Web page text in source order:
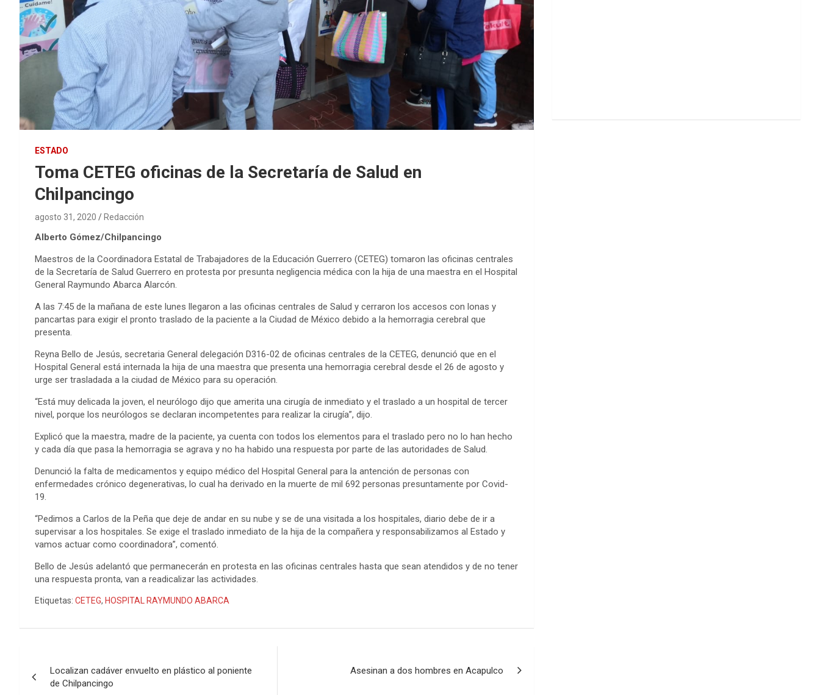
ESTADO
Toma CETEG oficinas de la Secretaría de Salud en
Chilpancingo
agosto 31, 2020 Redacción
Alberto Gómez/Chilpancingo
Maestros de la Coordinadora Estatal de Trabajadores de la Educación Guerrero (CETEG) tomaron las oficinas centrales
de la Secretaría de Salud Guerrero en protesta por presunta negligencia médica con la hija de una maestra en el Hospital
General Raymundo Abarca Alarcón.
A las 7:45 de la mañana de este lunes llegaron a las oficinas centrales de Salud y cerraron los accesos con lonas y
pancartas para exigir el pronto traslado de la paciente a la Ciudad de México debido a la hemorragia cerebral que
presenta.
Reyna Bello de Jesús, secretaria General delegación D316-02 de oficinas centrales de la CETEG, denunció que en el
Hospital General está internada la hija de una maestra que presenta una hemorragia cerebral desde el 26 de agosto y
urge ser trasladada a la ciudad de México para su operación.
“Está muy delicada la joven, el neurólogo dijo que amerita una cirugía de inmediato y el traslado a un hospital de tercer
nivel, porque los neurólogos se declaran incompetentes para realizar la cirugía”, dijo.
Explicó que la maestra, madre de la paciente, ya cuenta con todos los elementos para el traslado pero no lo han hecho
y cada día que pasa la hemorragia se agrava y no ha habido una respuesta por parte de las autoridades de Salud.
Denunció la falta de medicamentos y equipo médico del Hospital General para la antención de personas con
enfermedades crónico degenerativas, lo cual ha derivado en la muerte de mil 692 personas presuntamente por Covid-
19.
“Pedimos a Carlos de la Peña que deje de andar en su nube y se de una visitada a los hospitales, diario debe de ir a
supervisar a los hospitales. Se exige el traslado inmediato de la hija de la compañera y responsabilizamos al Estado y
vamos actuar como coordinadora”, comentó.
Bello de Jesús adelantó que permanecerán en protesta en las oficinas centrales hasta que sean atendidos y de no tener
una respuesta pronta, van a readicalizar las actividades.
Etiquetas: CETEG, HOSPITAL RAYMUNDO ABARCA
de
Localizan cadáver envuelto en plástico al poniente
de Chilpancingo
Asesinan a dos hombres en Acapulco